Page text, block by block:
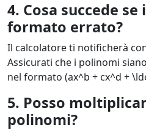
4. Cosa succede
formato errato?
Il calcolatore ti notificherà
Assicurati che i polinomi
nel formato (ax^b + cx^d +
5. Posso
polinomi?